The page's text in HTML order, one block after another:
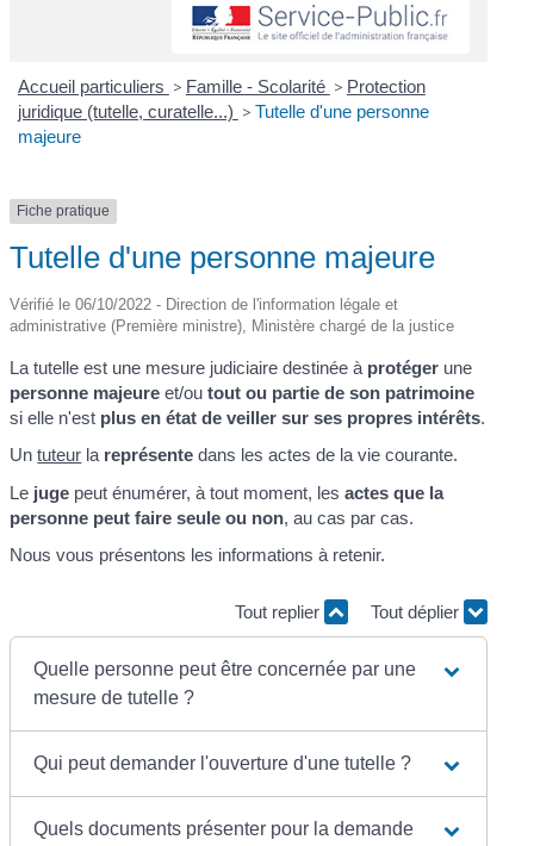
Accueil particuliers > Famille - Scolarité > Protection
juridique (tutelle, curatelle...) > Tutelle d'une personne
majeure
Fiche pratique
Tutelle d'une personne majeure
Vérifié le 06/10/2022 - Direction de l'information légale et
administrative (Première ministre), Ministère chargé de la justice
La tutelle est une mesure judiciaire destinée à protéger une
personne majeure et/outout ou partie de son patrimoine
si elle n'est plus en état de veiller sur ses propres intérêts.
Untuteur la représente dans les actes de la vie courante.
Le juge peut énumérer, à tout moment, lesactes que la
personne peut faire seule ou non, au cas par cas.
Nous vous présentons les informations à retenir.
Tout replier Tout déplier
Quelle personne peut être concernée par une
mesure de tutelle ?
Qui peut demander l'ouverture d'une tutelle ?
Quels documents présenter pour la demande